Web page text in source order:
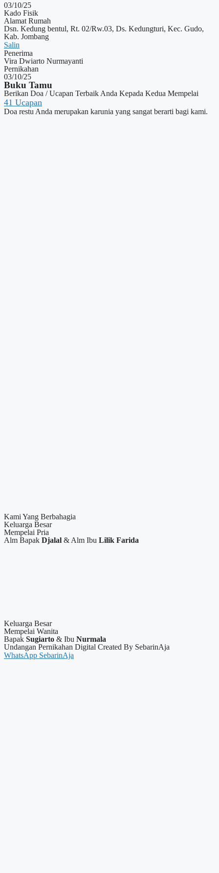
03/10/25
Kado Fisik
Alamat Rumah
Dsn. Kedung bentul, Rt. 02/Rw.03, Ds. Kedungturi, Kec. Gudo,
Kab. Jombang
Salin
Penerima
Vira Dwiarto Nurmayanti
Pernikahan
03/10/25
Buku Tamu
Berikan Doa / Ucapan Terbaik Anda Kepada Kedua Mempelai
41 Ucapan
Doa restu Anda merupakan karunia yang sangat berarti bagi kami.
Kami Yang Berbahagia
Keluarga Besar
Mempelai Pria
Alm Bapak Djalal & Alm Ibu Lilik Farida
Keluarga Besar
Mempelai Wanita
Bapak Sugiarto & Ibu Nurmala
Undangan Pernikahan Digital Created By SebarinAja
WhatsApp SebarinAja